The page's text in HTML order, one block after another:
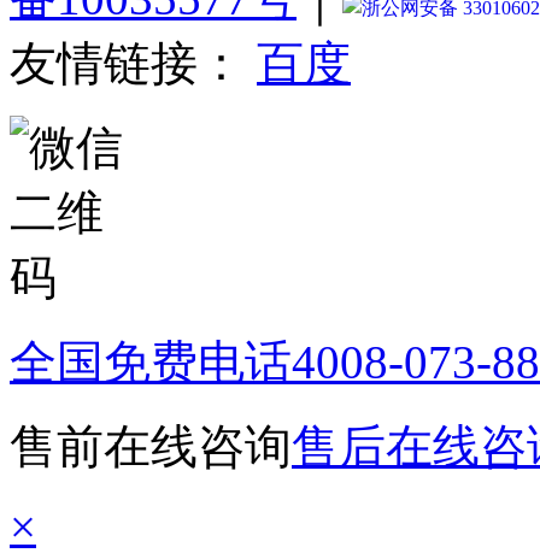
浙公网安备
友情链接： 百度
全国免费电话4008-073-
售前在线咨询售后在线咨
×